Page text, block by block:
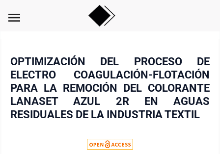
menu
OPTIMIZACIÓN DEL PROCESO DE
ELECTRO COAGULACIÓN-FLOTACIÓN
PARA LA REMOCIÓN DEL COLORANTE
LANASET AZUL 2R EN AGUAS
RESIDUALES DE LA INDUSTRIA TEXTIL